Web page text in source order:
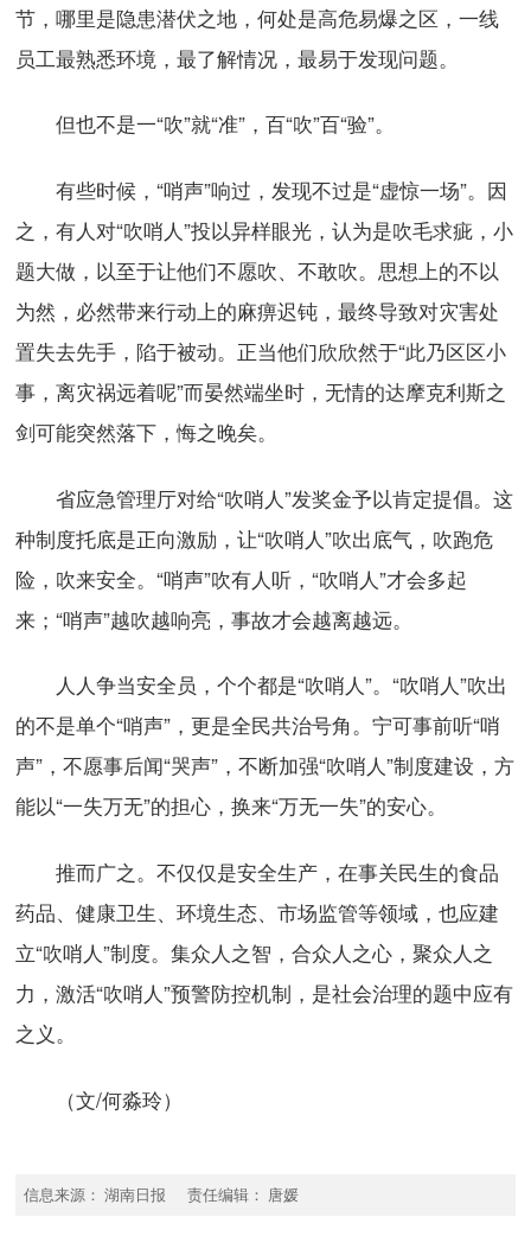
节，哪里是隐患潜伏之地，何处是高危易爆之区，一线
员工最熟悉环境，最了解情况，最易于发现问题。
但也不是一“吹”就“准”，百“吹”百“验”。
有些时候，“哨声”响过，发现不过是“虚惊一场”。因
之，有人对“吹哨人”投以异样眼光，认为是吹毛求疵，小
题大做，以至于让他们不愿吹、不敢吹。思想上的不以
为然，必然带来行动上的麻痹迟钝，最终导致对灾害处
置失去先手，陷于被动。正当他们欣欣然于“此乃区区小
事，离灾祸远着呢”而晏然端坐时，无情的达摩克利斯之
剑可能突然落下，悔之晚矣。
省应急管理厅对给“吹哨人”发奖金予以肯定提倡。这
种制度托底是正向激励，让“吹哨人”吹出底气，吹跑危
险，吹来安全。“哨声”吹有人听，“吹哨人”才会多起
来；“哨声”越吹越响亮，事故才会越离越远。
人人争当安全员，个个都是“吹哨人”。“吹哨人”吹出
的不是单个“哨声”，更是全民共治号角。宁可事前听“哨
声”，不愿事后闻“哭声”，不断加强“吹哨人”制度建设，方
能以“一失万无”的担心，换来“万无一失”的安心。
推而广之。不仅仅是安全生产，在事关民生的食品
药品、健康卫生、环境生态、市场监管等领域，也应建
立“吹哨人”制度。集众人之智，合众人之心，聚众人之
力，激活“吹哨人”预警防控机制，是社会治理的题中应有
之义。
（文/何淼玲）
信息来源： 湖南日报 责任编辑： 唐媛